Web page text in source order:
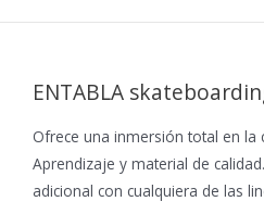
ENTABLA
Ofrece una inmersión total en la
Aprendizaje y material de
adicional con cualquiera de las